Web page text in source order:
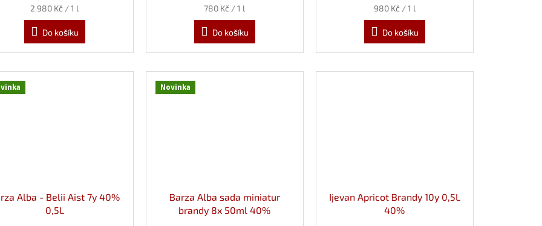
Měrná
cena:
2 980 Kč / 1 l
Do košíku
Měrná
cena:
780 Kč / 1 l
Do košíku
Měrná
cena:
980 Kč / 1 l
Do košíku
Alba - Belii Aist 7y 40%
0,5L
Novinka
Barza Alba sada miniatur
brandy 8x 50ml 40%
Ijevan Apricot Brandy 10y 0,5L
40%